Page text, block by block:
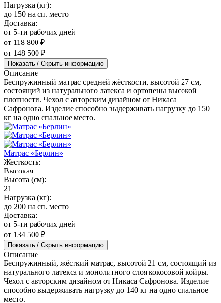
Нагрузка (кг):
до 150 на сп. место
Доставка:
от 5-ти рабочих дней
от 118 800 ₽
от 148 500 ₽
Показать / Скрыть информацию
Описание
Беспружинный матрас средней жёсткости, высотой 27 см,
состоящий из натурального латекса и ортопены высокой
плотности. Чехол с авторским дизайном от Никаса
Сафронова. Изделие способно выдерживать нагрузку до 150
кг на одно спальное место.
Матрас «Берлин»
Жесткость:
Высокая
Высота (см):
21
Нагрузка (кг):
до 200 на сп. место
Доставка:
от 5-ти рабочих дней
от 134 500 ₽
Показать / Скрыть информацию
Описание
Беспружинный, жёсткий матрас, высотой 21 см, состоящий из
натурального латекса и монолитного слоя кокосовой койры.
Чехол с авторским дизайном от Никаса Сафронова. Изделие
способно выдерживать нагрузку до 140 кг на одно спальное
место.